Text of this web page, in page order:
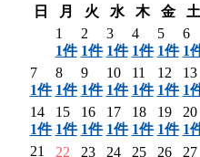
日
月 火 水 木 金
土
1
1件
2
1件
3
1件
4
1件
5
1件
6
1
7
1件
8
1件
9
1件
10
1件
11
1件
12
1件
13
1
14
1件
15
1件
16
1件
17
1件
18
1件
19
1件
20
1
21
22 23 24 25 26 27